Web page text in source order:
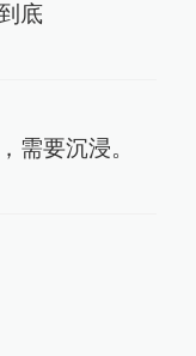
底
需要沉浸。